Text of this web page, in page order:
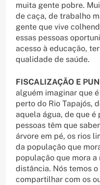
muita gente pobre.
de caça, de trabalho
gente que vive
essas pessoas
acesso à educação,
qualidade de saúde.
FISCALIZAÇÃO E
alguém imaginar que
perto do Rio Tapajós,
aquela água, de que é
pessoas têm que
árvore em pé, os rios
da população que
população que mora
distância. Nós temos
compartilhar com os